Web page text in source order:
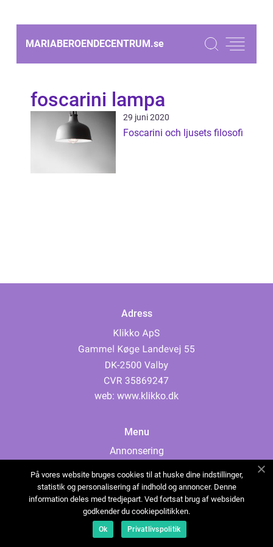
MARIABEROENDECENTRUM.se
foscarini lampa
29 juni 2020
Foscarini och ljusets filosofi
Adress
web: www.klikko.dk
Menu
Annonsering
Cookies
Kontakta oss
Sitemap
På vores website bruges cookies til at huske dine indstillinger,
statistik og personalisering af indhold og annoncer. Denne
information deles med tredjepart. Ved fortsat brug af websiden
godkender du cookiepolitikken.
Ok Privatlivspolitik